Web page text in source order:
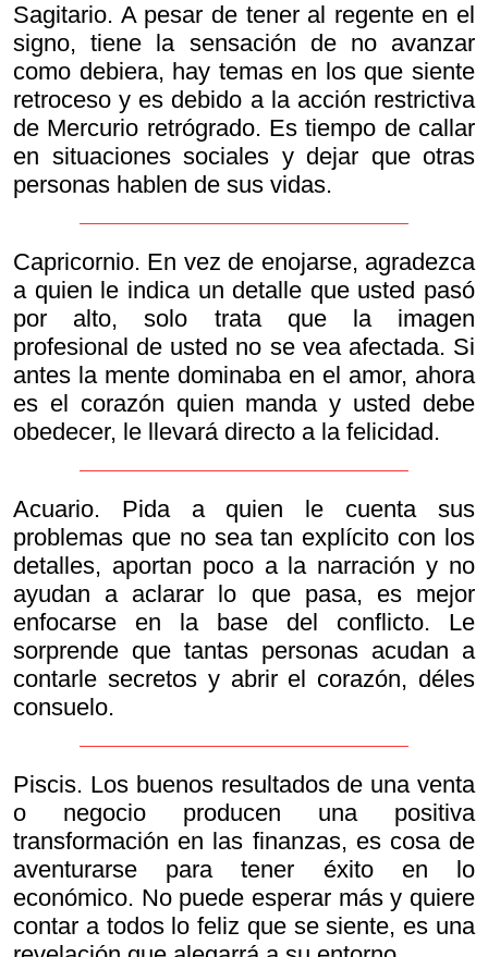
Sagitario. A pesar de tener al regente en el
signo, tiene la sensación de no avanzar
como debiera, hay temas en los que siente
retroceso y es debido a la acción restrictiva
de Mercurio retrógrado. Es tiempo de callar
en situaciones sociales y dejar que otras
personas hablen de sus vidas.
Capricornio. En vez de enojarse, agradezca
a quien le indica un detalle que usted pasó
por alto, solo trata que la imagen
profesional de usted no se vea afectada. Si
antes la mente dominaba en el amor, ahora
es el corazón quien manda y usted debe
obedecer, le llevará directo a la felicidad.
Acuario. Pida a quien le cuenta sus
problemas que no sea tan explícito con los
detalles, aportan poco a la narración y no
ayudan a aclarar lo que pasa, es mejor
enfocarse en la base del conflicto. Le
sorprende que tantas personas acudan a
contarle secretos y abrir el corazón, déles
consuelo.
Piscis. Los buenos resultados de una venta
o negocio producen una positiva
transformación en las finanzas, es cosa de
aventurarse para tener éxito en lo
económico. No puede esperar más y quiere
contar a todos lo feliz que se siente, es una